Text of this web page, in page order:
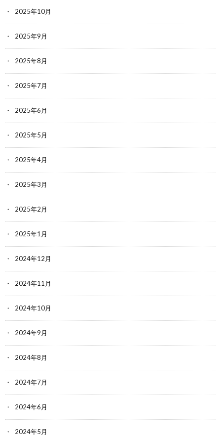
2025年10月
2025年9月
2025年8月
2025年7月
2025年6月
2025年5月
2025年4月
2025年3月
2025年2月
2025年1月
2024年12月
2024年11月
2024年10月
2024年9月
2024年8月
2024年7月
2024年6月
2024年5月